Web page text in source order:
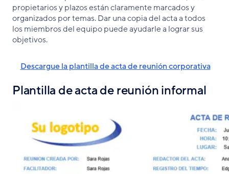
propietarios y plazos están claramente marcados y
organizados por temas. Dar una copia del acta a todos
los miembros del equipo puede ayudarle a lograr sus
objetivos.
Descargue la plantilla de acta de reunión corporativa
Plantilla de acta de reunión informal